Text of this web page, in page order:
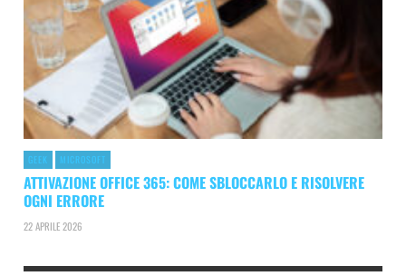
GEEK MICROSOFT
ATTIVAZIONE OFFICE 365: COME SBLOCCARLO E RISOLVERE
OGNI ERRORE
22 APRILE 2026